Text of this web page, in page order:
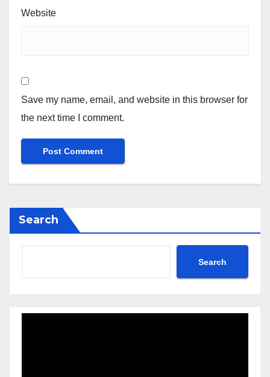
Website
Save my name, email, and website in this browser for
the next time I comment.
Search
Search